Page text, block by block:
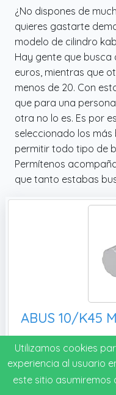
¿No dispones de
quieres gastarte
modelo de cilindro
Hay gente que busca
euros, mientras que
menos de 20. Con
que para una
otra no lo es. Es por
seleccionado los
permitir todo tipo de
Permítenos
que tanto estabas
Utilizamos cookies
experiencia al usuario
este sitio asumiremos